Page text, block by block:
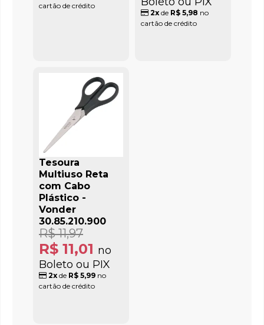
cartão de crédito
2xde R$ 5,98 no
cartão de crédito
Tesoura
Multiuso Reta
com Cabo
Plástico -
Vonder
30.85.210.900
R$ 11,01 no
Boleto ou PIX
R$ 11,97
2x de R$ 5,99 no
cartão de crédito